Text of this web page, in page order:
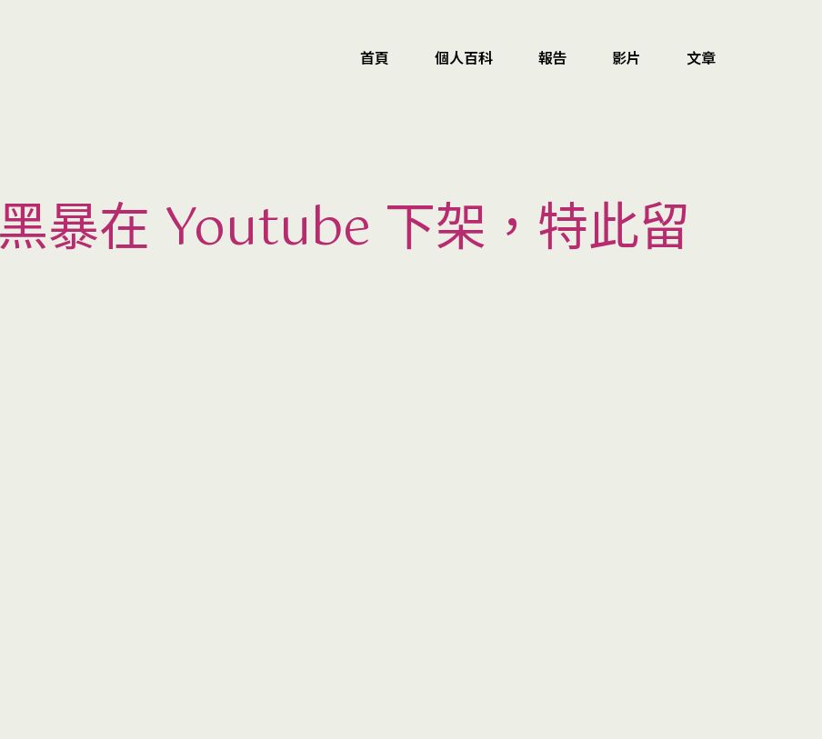
首頁 個人百科 報告 影片 文章
暴在 Youtube 下架，特此留